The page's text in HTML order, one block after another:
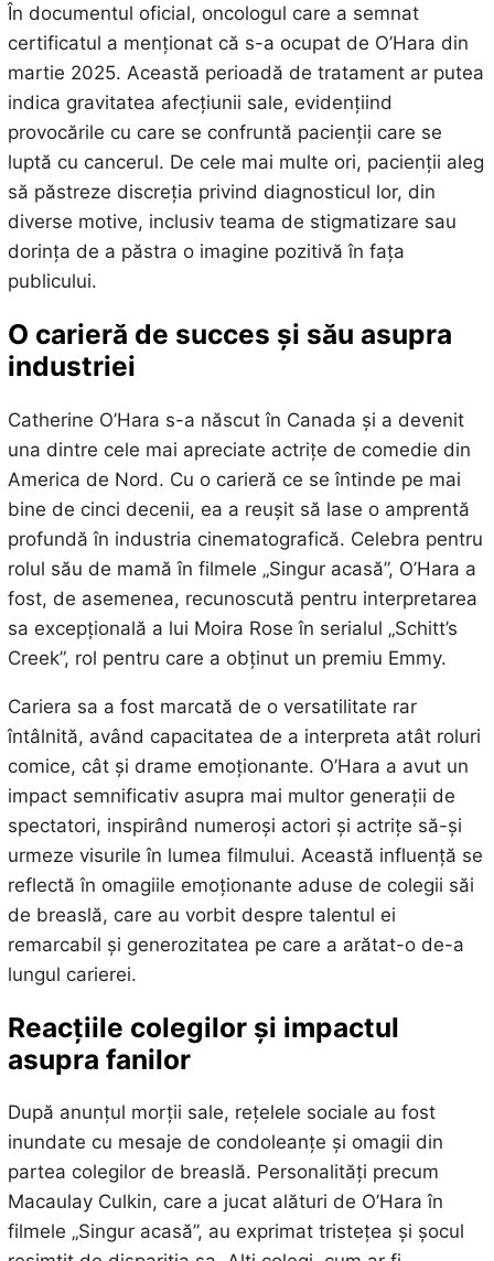
În documentul oficial, oncologul care a semnat
certificatul a menționat că s-a ocupat de O’Hara din
martie 2025. Această perioadă de tratament ar putea
indica gravitatea afecțiunii sale, evidențiind
provocările cu care se confruntă pacienții care se
luptă cu cancerul. De cele mai multe ori, pacienții aleg
să păstreze discreția privind diagnosticul lor, din
diverse motive, inclusiv teama de stigmatizare sau
dorința de a păstra o imagine pozitivă în fața
publicului.
O carieră de succes și său asupra
industriei
Catherine O’Hara s-a născut în Canada și a devenit
una dintre cele mai apreciate actrițe de comedie din
America de Nord. Cu o carieră ce se întinde pe mai
bine de cinci decenii, ea a reușit să lase o amprentă
profundă în industria cinematografică. Celebra pentru
rolul său de mamă în filmele „Singur acasă”, O’Hara a
fost, de asemenea, recunoscută pentru interpretarea
sa excepțională a lui Moira Rose în serialul „Schitt’s
Creek”, rol pentru care a obținut un premiu Emmy.
Cariera sa a fost marcată de o versatilitate rar
întâlnită, având capacitatea de a interpreta atât roluri
comice, cât și drame emoționante. O’Hara a avut un
impact semnificativ asupra mai multor generații de
spectatori, inspirând numeroși actori și actrițe să-și
urmeze visurile în lumea filmului. Această influență se
reflectă în omagiile emoționante aduse de colegii săi
de breaslă, care au vorbit despre talentul ei
remarcabil și generozitatea pe care a arătat-o de-a
lungul carierei.
Reacțiile colegilor și impactul
asupra fanilor
După anunțul morții sale, rețelele sociale au fost
inundate cu mesaje de condoleanțe și omagii din
partea colegilor de breaslă. Personalități precum
Macaulay Culkin, care a jucat alături de O’Hara în
filmele „Singur acasă”, au exprimat tristețea și șocul